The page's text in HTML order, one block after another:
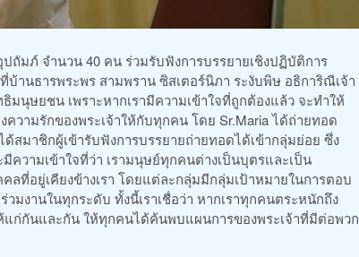
มภ์ จำนวน 40 คน ร่วมรับฟังการบรรยายเชิงปฏิบัติการ
บ้านธารพระพร สามพราน ซิสเตอร์นิภา ระงับพิษ อธิการิณีเจ้า
นุษยชน เพราะหากเรามีความเข้าใจที่ถูกต้องแล้ว จะทำให้
ความรักของพระเจ้าให้กับทุกคน โดย Sr.Maria ได้ถ่ายทอด
มาชิกผู้เข้ารับฟังการบรรยายถ่ายทอดได้เข้ากลุ่มย่อย ซึ่ง
วามเข้าใจที่ว่า เรามนุษย์ทุกคนต่างเป็นบุตรและเป็น
ที่อยู่เคียงข้างเรา โดยแต่ละกลุ่มมีกลุ่มเป้าหมายในการตอบ
งานในทุกระดับ ทั้งนี้เราเชื่อว่า หากเราทุกคนตระหนักถึง
ก่กันและกัน ให้ทุกคนได้ค้นพบแผนการของพระเจ้าที่มีต่อพวก